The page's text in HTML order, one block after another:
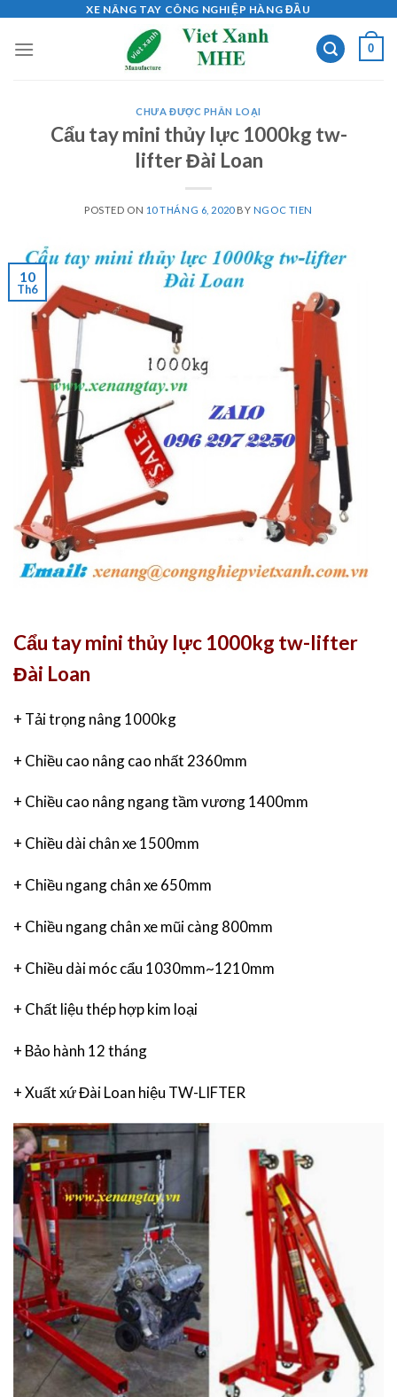
content
XE NÂNG TAY CÔNG NGHIỆP HÀNG ĐẦU
0
CHƯA ĐƯỢC PHÂN LOẠI
Cẩu tay mini thủy lực 1000kg tw-
lifter Đài Loan
POSTED ON 10 THÁNG 6, 2020BY NGOC TIEN
10
Th6
Cẩu tay mini thủy lực 1000kg tw-lifter
Đài Loan
+ Tải trọng nâng 1000kg
+ Chiều cao nâng cao nhất 2360mm
+ Chiều cao nâng ngang tầm vương 1400mm
+ Chiều dài chân xe 1500mm
+ Chiều ngang chân xe 650mm
+ Chiều ngang chân xe mũi càng 800mm
+ Chiều dài móc cẩu 1030mm~1210mm
+ Chất liệu thép hợp kim loại
+ Bảo hành 12 tháng
+ Xuất xứ Đài Loan hiệu TW-LIFTER